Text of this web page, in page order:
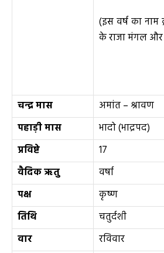
(इस वर्ष का नाम
के राजा मंगल और
चन्द्र मास अमांत – श्रावण
पहाड़ी मास
भादो (भाद्रपद)
प्रविष्टे
17
वैदिक ऋतु
वर्षा
पक्ष
कृष्ण
तिथि
चतुर्दशी
वार
रविवार